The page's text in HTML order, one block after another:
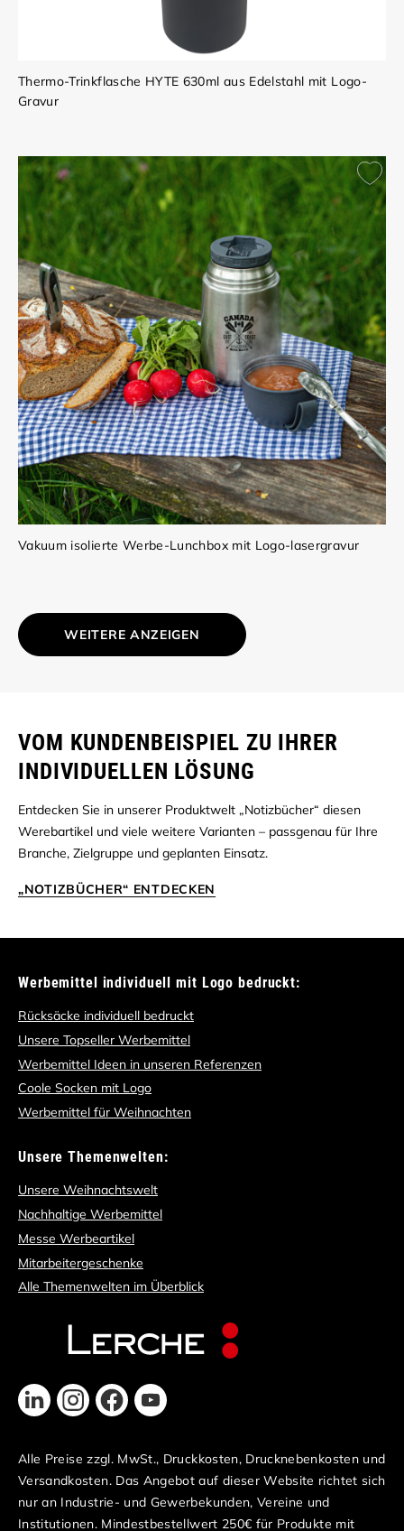
Thermo-Trinkflasche HYTE 630ml aus Edelstahl mit Logo-
Gravur
Vakuum isolierte Werbe-Lunchbox mit Logo-lasergravur
WEITERE ANZEIGEN
VOM KUNDENBEISPIEL ZU IHRER
INDIVIDUELLEN LÖSUNG
Entdecken Sie in unserer Produktwelt „Notizbücher“ diesen
Werebartikel und viele weitere Varianten – passgenau für Ihre
Branche, Zielgruppe und geplanten Einsatz.
„NOTIZBÜCHER“ ENTDECKEN
Werbemittel individuell mit Logo bedruckt:
Rücksäcke individuell bedruckt
Unsere Topseller Werbemittel
Werbemittel Ideen in unseren Referenzen
Coole Socken mit Logo
Werbemittel für Weihnachten
Unsere Themenwelten:
Unsere Weihnachtswelt
Nachhaltige Werbemittel
Messe Werbeartikel
Mitarbeitergeschenke
Alle Themenwelten im Überblick
Alle Preise zzgl. MwSt., Druckkosten, Drucknebenkosten und
Versandkosten. Das Angebot auf dieser Website richtet sich
nur an Industrie- und Gewerbekunden, Vereine und
Institutionen. Mindestbestellwert 250€ für Produkte mit